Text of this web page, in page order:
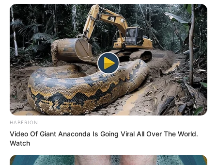
HABERION
Video Of Giant Anaconda Is Going Viral All Over The World.
Watch